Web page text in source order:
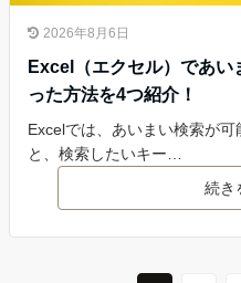
2026年8月6日
Excel（エクセル）であ
った方法を4つ紹介！
Excelでは、あいまい検索が
と、検索したいキー…
続き